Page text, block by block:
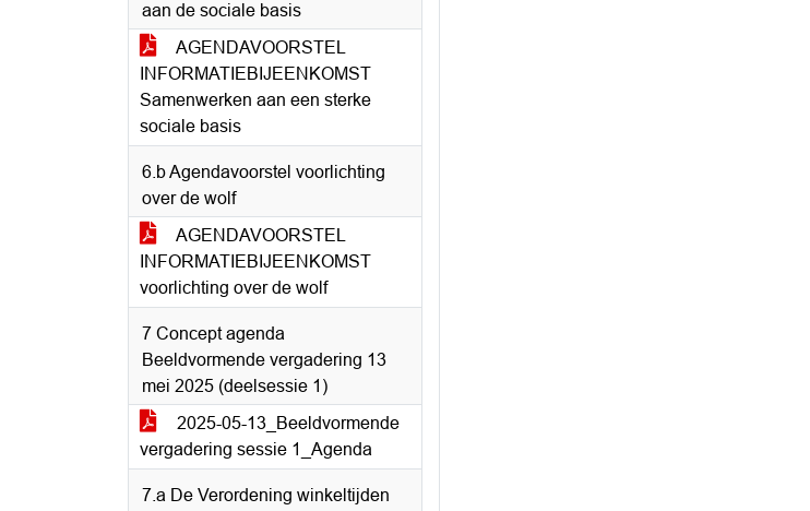
aan de sociale basis
AGENDAVOORSTEL
INFORMATIEBIJEENKOMST
Samenwerken aan een sterke
sociale basis
6.b Agendavoorstel voorlichting
over de wolf
AGENDAVOORSTEL
INFORMATIEBIJEENKOMST
voorlichting over de wolf
7 Concept agenda
Beeldvormende vergadering 13
mei 2025 (deelsessie 1)
2025-05-13_Beeldvormende
vergadering sessie 1_Agenda
7.a De Verordening winkeltijden